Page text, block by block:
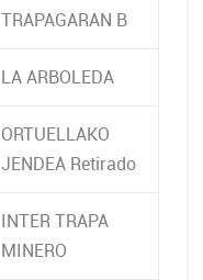
TRAPAGARAN B
LA ARBOLEDA
ORTUELLAKO
JENDEA Retirado
INTER TRAPA
MINERO